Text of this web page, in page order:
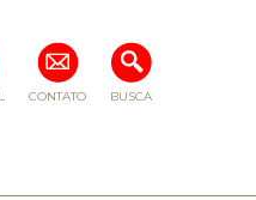
BUSCA
CONTATO